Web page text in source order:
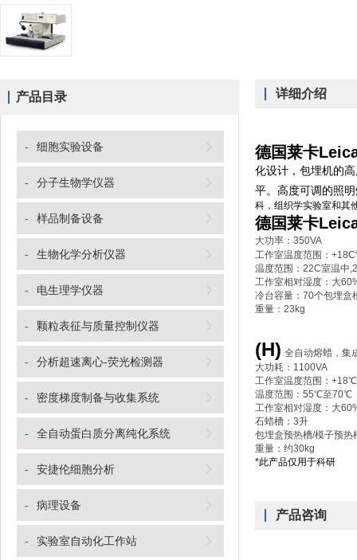
产品目录
- 细胞实验设备
- 分子生物学仪器
- 样品制备设备
- 生物化学分析仪器
- 电生理学仪器
- 颗粒表征与质量控制仪器
- 分析超速离心-荧光检测器
- 密度梯度制备与收集系统
- 全自动蛋白质分离纯化系统
- 安捷伦细胞分析
- 病理设备
- 实验室自动化工作站
详细介绍
德国莱卡
化设计，包埋机的
平。高度可调的照
科，组织学实验室和其
德国莱卡
大功率：350VA
工作室温度范围：
温度范围：22C室温中
工作室相对湿度：大
冷台容量：70个包埋盒
重量：23kg
(H) 全自动熔蜡，集
大功耗：1100VA
工作室温度范围：
温度范围：55℃至70℃
工作室相对湿度：大
石蜡槽：3升
包埋盒预热槽/模子预
重量：约30kg
*此产品仅用于科研
产品咨询